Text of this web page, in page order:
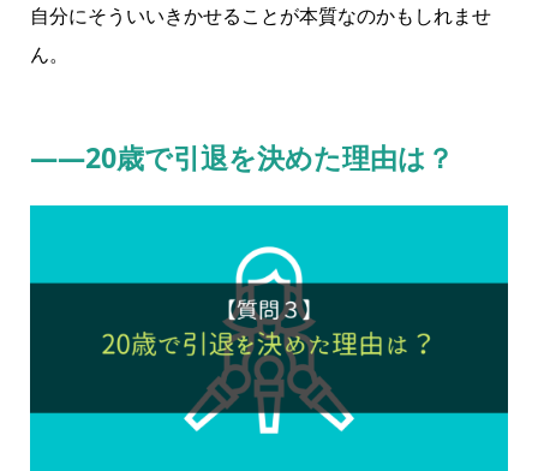
自分にそういいきかせることが本質なのかもしれませ
ん。
――20歳で引退を決めた理由は？